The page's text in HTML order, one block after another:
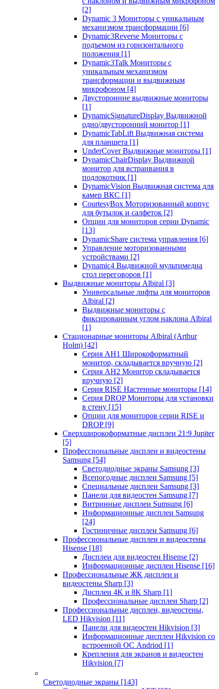
[2]
Dynamic 3 Мониторы с уникальным
механизмом трансформации [6]
Dynamic3Reverse Мониторы с
подъемом из горизонтального
положения [1]
Dynamic3Talk Мониторы с
уникальным механизмом
трансформации и выдвижным
микрофоном [4]
Двусторонние выдвижные мониторы
[1]
DynamicSignatureDisplay Выдвижной
одно/двусторонний монитор [1]
DynamicTabLift Выдвижная система
для планшета [1]
UnderCover Выдвижные мониторы [1]
DynamicChairDisplay Выдвижной
монитор для встраивания в
подлокотник [1]
DynamicVision Выдвижная система для
камер ВКС [1]
CourtesyBox Моторизованный корпус
для бутылок и салфеток [2]
Опции для мониторов серии Dynamic
[13]
DynamicShare система управления [6]
Управление моторизованными
устройствами [2]
Dynamic4 Выдвижной мультимедиа
стол переговоров [1]
Выдвижные мониторы Albiral [3]
Универсальные лифты для мониторов
Albiral [2]
Выдвижные мониторы с
фиксированным углом наклона Albiral
[1]
Стационарные мониторы Albiral (Arthur
Holm) [42]
Серия AH1 Широкоформатный
монитор, складывается вручную [2]
Серия AH2 Монитор складывается
вручную [2]
Серия RISE Настенные мониторы [14]
Серия DROP Мониторы для установки
в стену [15]
Опции для мониторов серии RISE и
DROP [9]
Сверхширокоформатные дисплеи 21:9 Jupiter
[5]
Профессиональные дисплеи и видеостены
Samsung [54]
Светодиодные экраны Samsung [3]
Всепогодные дисплеи Samsung [5]
Специальные дисплеи Samsung [3]
Панели для видеостен Samsung [7]
Витринные дисплеи Sumsung [6]
Информационные дисплеи Samsung
[24]
Гостиничные дисплеи Samsung [6]
Профессиональные дисплеи и видеостены
Hisense [18]
Дисплеи для видеостен Hisense [2]
Информационные дисплеи Hisense [16]
Профессиональные ЖК дисплеи и
видеостены Sharp [3]
Дисплеи 4K и 8K Sharp [1]
Профессиональные дисплеи Sharp [2]
Профессиональные дисплеи, видеостены,
LED Hikvision [11]
Панели для видеостен Hikvision [3]
Информационные дисплеи Hikvision со
встроенной ОС Andriod [1]
Крепления для экранов и видеостен
Hikvision [7]
Светодиодные экраны [143]